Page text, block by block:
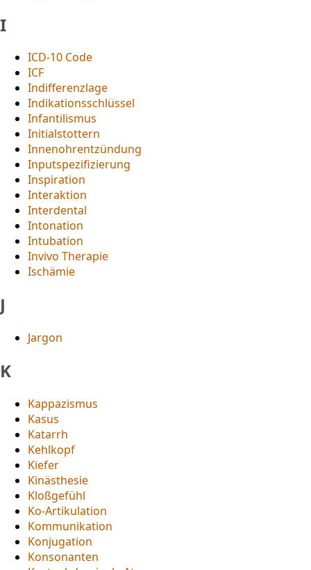
I
ICD-10 Code
ICF
Indifferenzlage
Indikationsschlüssel
Infantilismus
Initialstottern
Innenohrentzündung
Inputspezifizierung
Inspiration
Interaktion
Interdental
Intonation
Intubation
Invivo Therapie
Ischämie
J
Jargon
K
Kappazismus
Kasus
Katarrh
Kehlkopf
Kiefer
Kinästhesie
Kloßgefühl
Ko-Artikulation
Kommunikation
Konjugation
Konsonanten